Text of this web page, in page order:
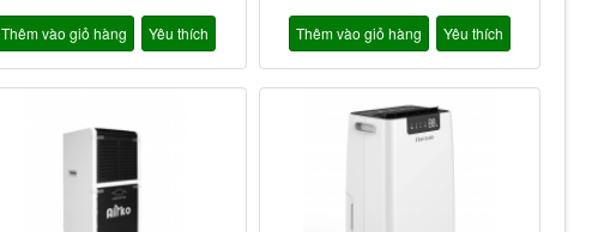
Thêm vào giỏ hàng Yêu thích Thêm vào giỏ hàng Yêu thích